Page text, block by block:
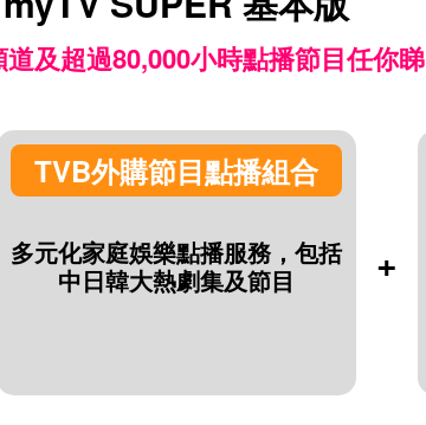
道及超過80,000小時點播節目任你睇
TVB外購節目點播組合
多元化家庭娛樂點播服務，包括
中日韓大熱劇集及節目
+